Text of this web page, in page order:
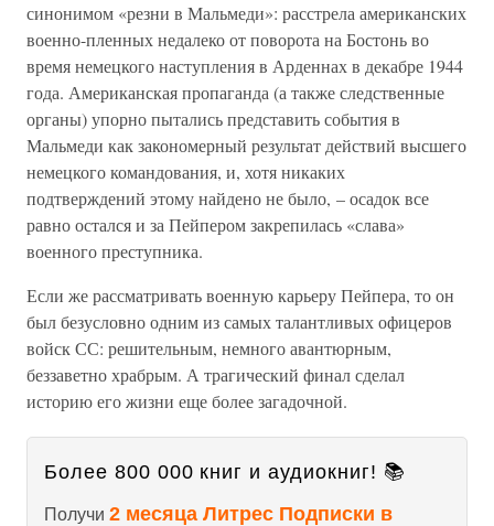
синонимом «резни в Мальмеди»: расстрела американских
военно-пленных недалеко от поворота на Бостонь во
время немецкого наступления в Арденнах в декабре 1944
года. Американская пропаганда (а также следственные
органы) упорно пытались представить события в
Мальмеди как закономерный результат действий высшего
немецкого командования, и, хотя никаких
подтверждений этому найдено не было, – осадок все
равно остался и за Пейпером закрепилась «слава»
военного преступника.
Если же рассматривать военную карьеру Пейпера, то он
был безусловно одним из самых талантливых офицеров
войск СС: решительным, немного авантюрным,
беззаветно храбрым. А трагический финал сделал
историю его жизни еще более загадочной.
Более 800 000 книг и аудиокниг! 📚
Получи 2 месяца Литрес Подписки в